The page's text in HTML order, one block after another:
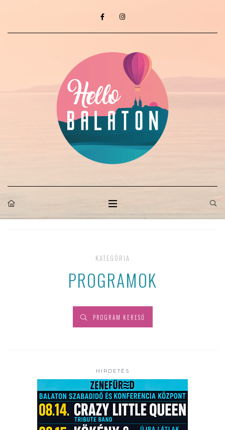
KATEGÓRIA
PROGRAMOK
PROGRAM KERESŐ
HIRDETÉS